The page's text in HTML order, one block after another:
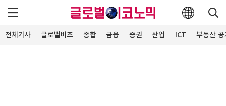
전체기사 글로벌비즈 종합 금융 증권 산업 ICT 부동산·